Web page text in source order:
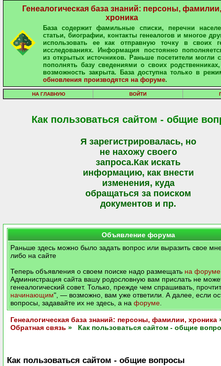
Генеалогическая база знаний: персоны, фамилии,
хроника
База содержит фамильные списки, перечни
статьи, биографии, контакты генеалогов и многое
использовать ее как отправную точку в своих
исследованиях. Информация постоянно
из открытых источников. Раньше посетители могли
пополнять базу сведениями о своих
возможность закрыта. База доступна только в
обновления производятся на форуме.
НА ГЛАВНУЮ ВОЙТИ
Как пользоваться сайтом - общие
Я зарегистрировалась, но
не нахожу своего
запроса.Как искать
информацию, как внести
изменения, куда
обращаться за поиском
документов и пр.
Объявление форума
Раньше здесь можно было задать вопрос или выразить свое
либо на сайте
Теперь объявления о своем поиске надо размещать на форуме
Администрация сайта вашу родословную вам прислать не
генеалогический совет. Только, прежде чем спрашивать,
начинающим", — возможно, вам уже ответили. А далее, если
вопросы, задавайте их не здесь, а на форуме
Генеалогическая база знаний: персоны, фамилии, хроника
Обратная связь » Как пользоваться сайтом - общие
Как пользоваться сайтом - общие вопросы